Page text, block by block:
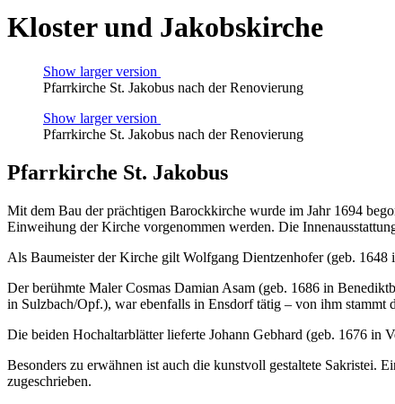
Kloster und Jakobskirche
Show larger version
Pfarrkirche St. Jakobus nach der Renovierung
Show larger version
Pfarrkirche St. Jakobus nach der Renovierung
Pfarrkirche St. Jakobus
Mit dem Bau der prächtigen Barockkirche wurde im Jahr 1694
Einweihung der Kirche vorgenommen werden. Die
Als Baumeister der Kirche gilt Wolfgang Dientzenhofer (geb.
Der berühmte Maler Cosmas Damian Asam (geb. 1686 in
in Sulzbach/Opf.), war ebenfalls in Ensdorf tätig – von ihm stammt
Die beiden Hochaltarblätter lieferte Johann Gebhard (geb. 1676 in
Besonders zu erwähnen ist auch die kunstvoll gestaltete Sakristei.
zugeschrieben.